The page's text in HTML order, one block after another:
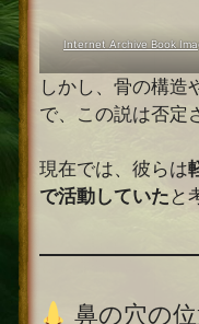
Internet Archive Book
しかし、骨の構造
で、この説は否定
現在では、彼らは
で活動していた と
鼻の穴の